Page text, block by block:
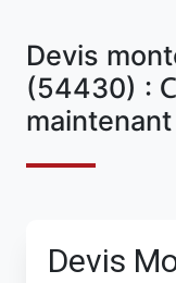
Devis
(54430) :
maintenant
Devis